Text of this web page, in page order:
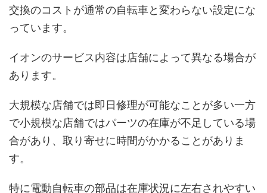
交換のコストが通常の自転車と変わらない設定にな
っています。
イオンのサービス内容は店舗によって異なる場合が
あります。
大規模な店舗では即日修理が可能なことが多い一方
で小規模な店舗ではパーツの在庫が不足している場
合があり、取り寄せに時間がかかることがありま
す。
特に電動自転車の部品は在庫状況に左右されやすい